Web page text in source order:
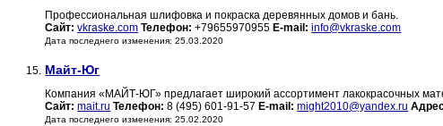
Профессиональная шлифовка и покраска деревянных домов и бань.
Сайт: vkraske.com Телефон: +79655970955 E-mail: info@vkraske.com
Дата последнего изменения: 25.03.2020
15. Майт-Юг
Компания «МАЙТ-ЮГ» предлагает широкий ассортимент лакокрасочных
Сайт: mait.ru Телефон: 8 (495) 601-91-57 E-mail: might2010@yandex.ru
Дата последнего изменения: 25.02.2020